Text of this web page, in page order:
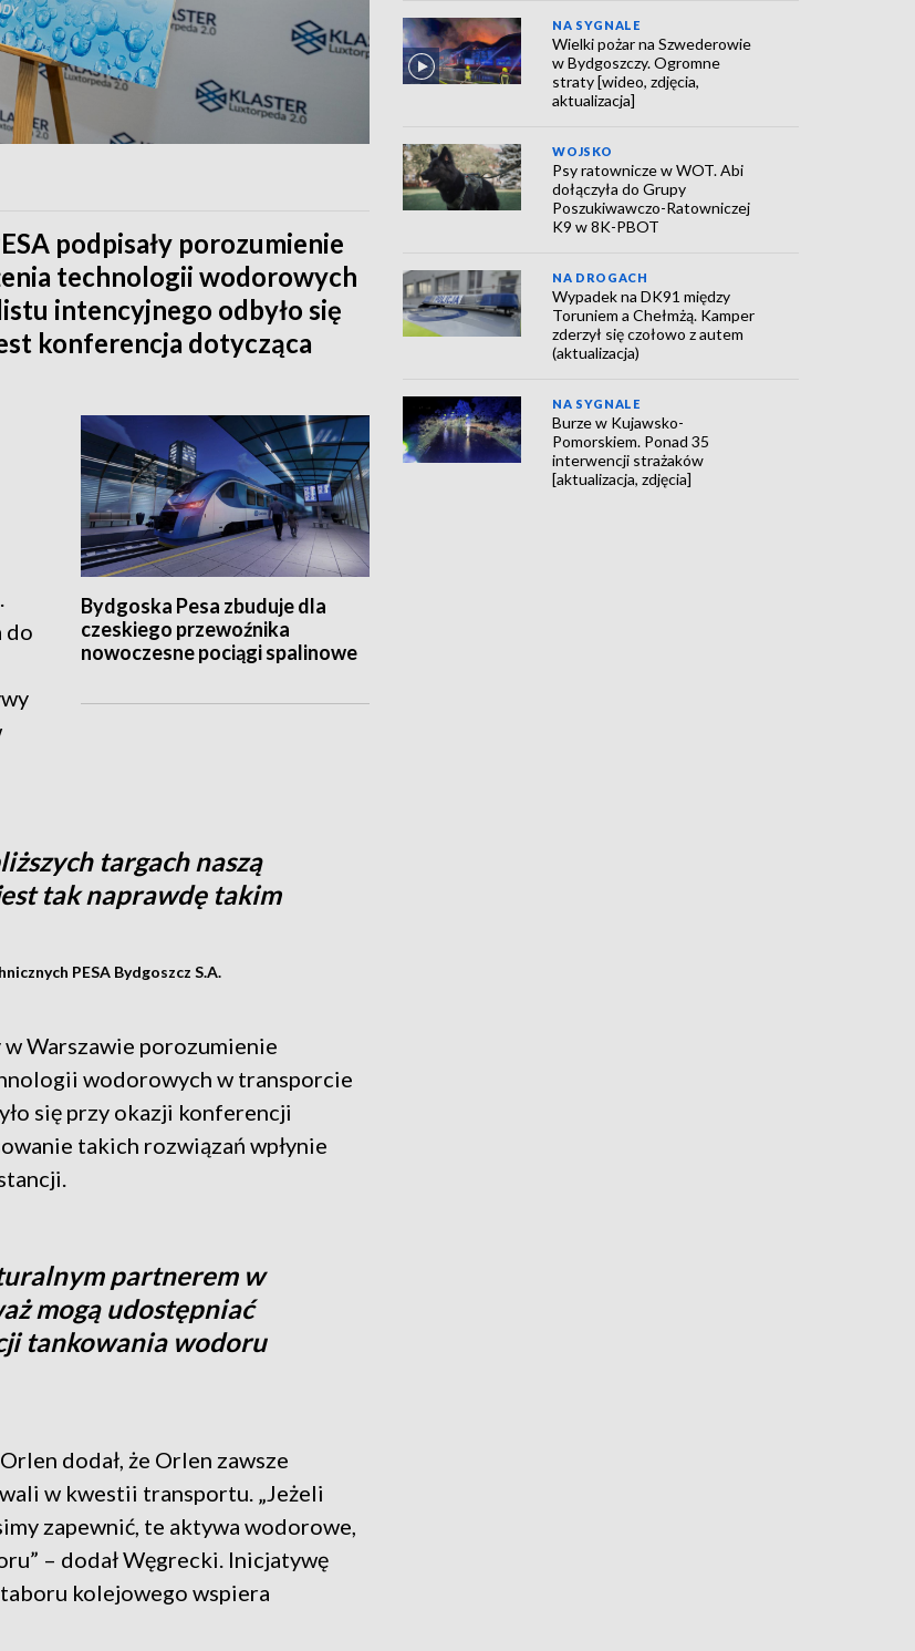
podpisały porozumienie
technologii wodorowych
intencyjnego odbyło się
konferencja dotycząca
Bydgoska Pesa zbuduje dla
czeskiego przewoźnika
nowoczesne pociągi spalinowe
do
targach naszą
tak naprawdę takim
PESA Bydgoszcz S.A.
w Warszawie porozumienie
wodorowych w transporcie
się przy okazji konferencji
takich rozwiązań wpłynie
partnerem w
mogą udostępniać
tankowania wodoru
dodał, że Orlen zawsze
w kwestii transportu. „Jeżeli
zapewnić, te aktywa wodorowe,
– dodał Węgrecki. Inicjatywę
kolejowego wspiera
NA SYGNALE
Wielki pożar na Szwederowie
w Bydgoszczy. Ogromne
straty [wideo, zdjęcia,
aktualizacja]
WOJSKO
Psy ratownicze w WOT. Abi
dołączyła do Grupy
Poszukiwawczo-Ratowniczej
K9 w 8K-PBOT
NA DROGACH
Wypadek na DK91 między
Toruniem a Chełmżą. Kamper
zderzył się czołowo z autem
(aktualizacja)
NA SYGNALE
Burze w Kujawsko-
Pomorskiem. Ponad 35
interwencji strażaków
[aktualizacja, zdjęcia]